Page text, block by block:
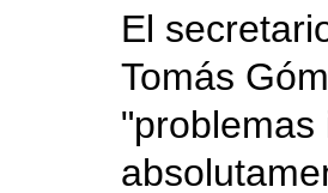
El
Tomás
"problemas